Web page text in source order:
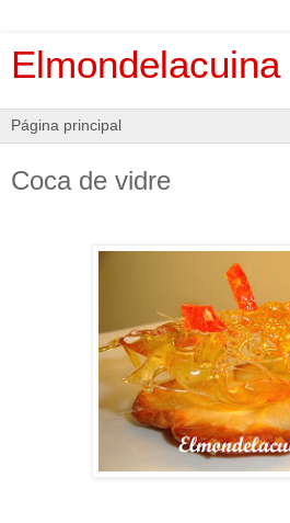
Elmondelacuina
Coca de vidre